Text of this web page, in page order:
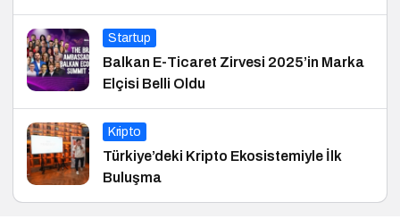
Startup
Balkan E-Ticaret Zirvesi 2025’in Marka
Elçisi Belli Oldu
Kripto
Türkiye’deki Kripto Ekosistemiyle İlk
Buluşma